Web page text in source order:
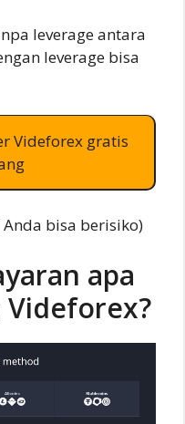
leverage antara
leverage bisa
Videforex gratis
bisa berisiko)
apa